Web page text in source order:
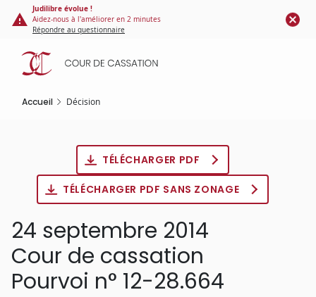
Panneau de gestion des cookies
contenu
principal
Judilibre évolue !
Aidez-nous à l'améliorer en 2 minutes
Répondre au questionnaire
Accueil Décision
TÉLÉCHARGER PDF
TÉLÉCHARGER PDF SANS ZONAGE
24 septembre 2014
Cour de cassation
Pourvoi n° 12-28.664